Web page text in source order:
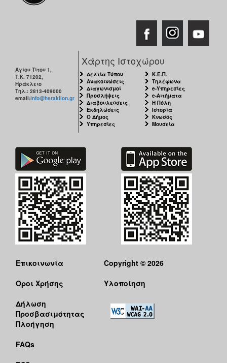
Αγίου Τίτου 1,
Τ.Κ. 71202,
Ηράκλειο
Τηλ.: 2813-409000
email:info@heraklion.gr
Χάρτης Ιστοχώρου
Δελτία Τύπου
Ανακοινώσεις
Διαγωνισμοί
Προσλήψεις
Διαβουλεύσεις
Εκδηλώσεις
Ο Δήμος
Υπηρεσίες
Κ.Ε.Π.
Τηλέφωνα
e-Υπηρεσίες
e-Αιτήματα
Η Πόλη
Ιστορία
Κνωσός
Μουσεία
Επικοινωνία
Όροι Χρήσης
Δήλωση
Προσβασιμότητας
Πλοήγηση
FAQs
Copyright © 2026
Υλοποίηση